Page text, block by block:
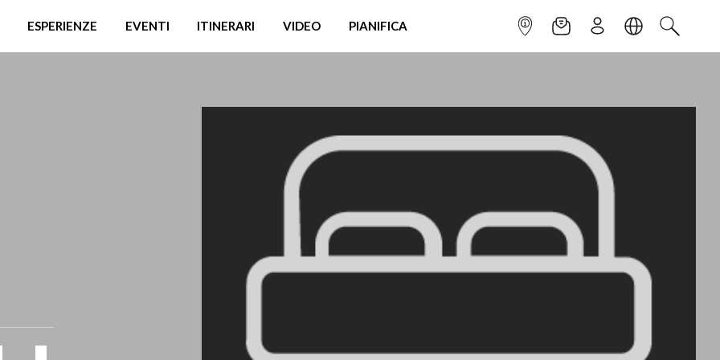
ESPERIENZE EVENTI ITINERARI VIDEO PIANIFICA INFOPOINTNEWSLETTER
ISCRIVITILINGUACERCA